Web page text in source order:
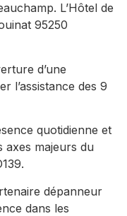
L’Hôtel de
95250
d’une
l’assistance des 9
quotidienne et
axes majeurs du
dépanneur
dans les